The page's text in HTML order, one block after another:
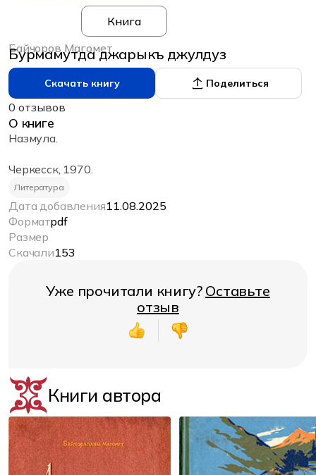
Книга
Байчоров Магомет
Бурмамутда джарыкъ джулдуз
Скачать книгу Поделиться
0 отзывов
О книге
Назмула.
Черкесск, 1970.
Литература
Дата добавления11.08.2025
Форматpdf
Размер
Скачали153
Уже прочитали книгу? Оставьте
отзыв
Книги автора